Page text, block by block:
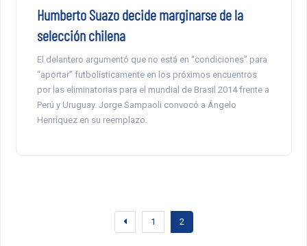
Humberto Suazo decide marginarse de la
selección chilena
El delantero argumentó que no está en “condiciones” para
“aportar” futbolísticamente en los próximos encuentros
por las eliminatorias para el mundial de Brasil 2014 frente a
Perú y Uruguay. Jorge Sampaoli convocó a Ángelo
Henríquez en su reemplazo.
1 2